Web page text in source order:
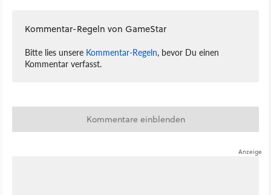
Kommentar-Regeln von GameStar
Bitte lies unsere Kommentar-Regeln, bevor Du einen
Kommentar verfasst.
Kommentare einblenden